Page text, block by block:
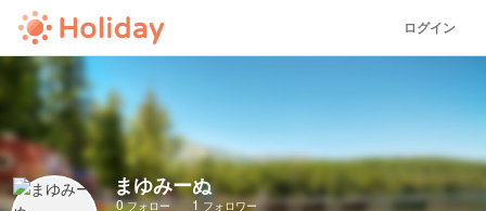
ログイン
まゆみーぬ
0フォロー 1 フォロワー